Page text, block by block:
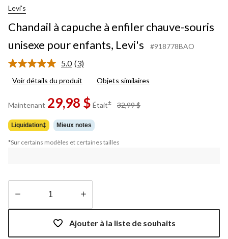
Levi's
Chandail à capuche à enfiler chauve-souris
unisexe pour enfants, Levi's
#918778BAO
5.0 Lire
3
Lien
vers
même
page.
(3)
Voir détails du produit Objets similaires
Maintenant 29,98 $ Était± 32,99 $
Liquidation‡ Mieux notes
*Sur certains modèles et certaines tailles
Quantité
Ajouter à la liste de souhaits